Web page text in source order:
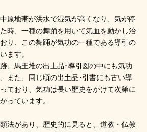
原地帯が洪水で湿気が高くなり、気が停
時、一種の舞踊を用いて気血を動かし治
り、この舞踊が気功の一種である導引の
ます。
、馬王堆の出土品･導引図の中にも気功
また、同じ頃の出土品･引書にも古い導
ており、気功は長い歴史をかけて次第に
っています。
法があり、歴史的に見ると、道教・仏教